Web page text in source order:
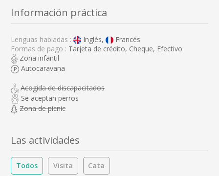
Información práctica
Lenguas habladas : Inglés,
Francés
Formas de pago : Tarjeta de crédito, Cheque, Efectivo
Zona infantil
Autocaravana
Acogida de discapacitados
Se aceptan perros
Zona de picnic
Las actividades
Todos Visita Cata